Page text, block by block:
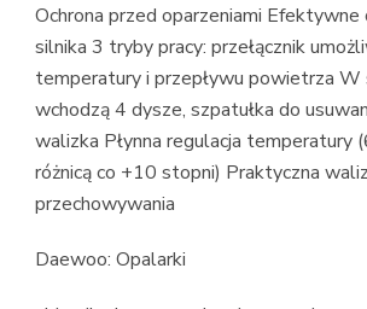
Ochrona przed oparzeniami Efektywne
silnika 3 tryby pracy: przełącznik
temperatury i przepływu powietrza W
wchodzą 4 dysze, szpatułka do
walizka Płynna regulacja temperatury
różnicą co +10 stopni) Praktyczna
przechowywania
Daewoo: Opalarki